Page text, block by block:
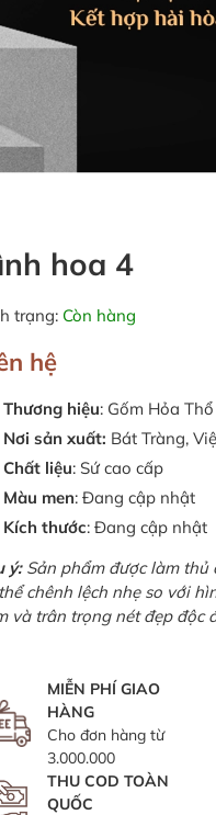
hoa 4
trạng: Còn hàng
hệ
Thương hiệu: Gốm Hỏa Thổ
Nơi sản xuất: Bát Tràng,
Chất liệu: Sứ cao cấp
Màu men: Đang cập nhật
Kích thước: Đang cập nhật
ý:Sản phẩm được làm thủ
chênh lệch nhẹ so với
và trân trọng nét đẹp độc
MIỄN PHÍ GIAO
HÀNG
Cho đơn hàng từ
3.000.000
THU COD TOÀN
QUỐC